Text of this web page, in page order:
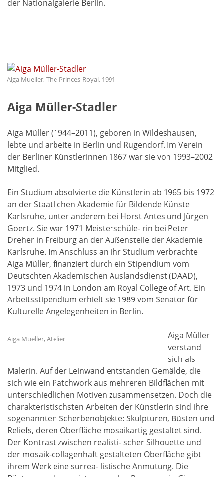
der Nationalgalerie Berlin.
Aiga Mueller, The-Princes-Royal, 1991
Aiga Müller-Stadler
Aiga Müller (1944–2011), geboren in Wildeshausen,
lebte und arbeite in Berlin und Rugendorf. Im Verein
der Berliner Künstlerinnen 1867 war sie von 1993–2002
Mitglied.
Ein Studium absolvierte die Künstlerin ab 1965 bis 1972
an der Staatlichen Akademie für Bildende Künste
Karlsruhe, unter anderem bei Horst Antes und Jürgen
Goertz. Sie war 1971 Meisterschüle- rin bei Peter
Dreher in Freiburg an der Außenstelle der Akademie
Karlsruhe. Im Anschluss an ihr Studium verbrachte
Aiga Müller, finanziert durch ein Stipendium vom
Deutschten Akademischen Auslandsdienst (DAAD),
1973 und 1974 in London am Royal College of Art. Ein
Arbeitsstipendium erhielt sie 1989 vom Senator für
Kulturelle Angelegenheiten in Berlin.
Aiga Mueller, Atelier
Aiga Müller
verstand
sich als
Malerin. Auf der Leinwand entstanden Gemälde, die
sich wie ein Patchwork aus mehreren Bildflächen mit
unterschiedlichen Motiven zusammensetzen. Doch die
charakteristischsten Arbeiten der Künstlerin sind ihre
sogenannten Scherbenobjekte: Skulpturen, Büsten und
Reliefs, deren Oberfläche mosaikartig gestaltet sind.
Der Kontrast zwischen realisti- scher Silhouette und
der mosaik-collagenhaft gestalteten Oberfläche gibt
ihrem Werk eine surrea- listische Anmutung. Die